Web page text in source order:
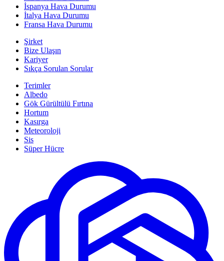
İspanya Hava Durumu
İtalya Hava Durumu
Fransa Hava Durumu
Şirket
Bize Ulaşın
Kariyer
Sıkça Sorulan Sorular
Terimler
Albedo
Gök Gürültülü Fırtına
Hortum
Kasırga
Meteoroloji
Sis
Süper Hücre